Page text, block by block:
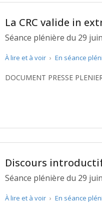
La CRC valide in
Séance plénière du 29
À lire et à voir › En séance
DOCUMENT PRESSE
Discours introductif
Séance plénière du 29
À lire et à voir › En séance